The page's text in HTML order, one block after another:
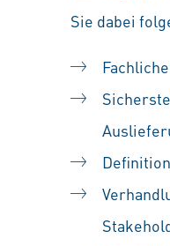
Sie dabei